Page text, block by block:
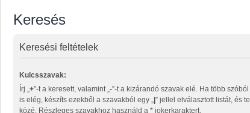
Keresés
Keresési feltételek
Kulcsszavak:
Írj „+”-t a keresett, valamint „-”-t a kizárandó szavak elé. Ha több szóból csak egy megtalálása
is elég, készíts ezekből a szavakból egy „ ” jellel elválasztott listát, és
közé. Részleges szavakhoz használd a * jokerkaraktert.